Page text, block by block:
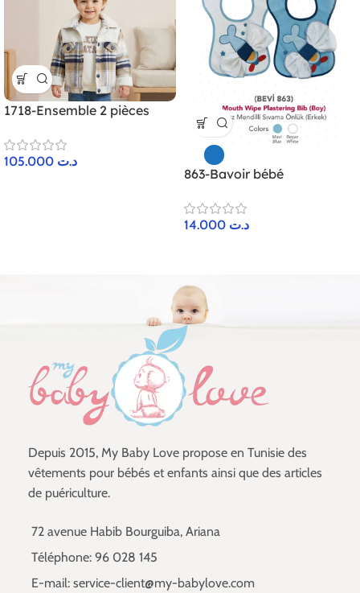
1718-Ensemble 2 pièces
د.ت
863-Bavoir bébé
د.ت
Depuis 2015, My Baby Love propose en Tunisie des
vêtements pour bébés et enfants ainsi que des articles
de puériculture.
72 avenue Habib Bourguiba, Ariana
Téléphone: 96 028 145
E-mail: service-client@my-babylove.com